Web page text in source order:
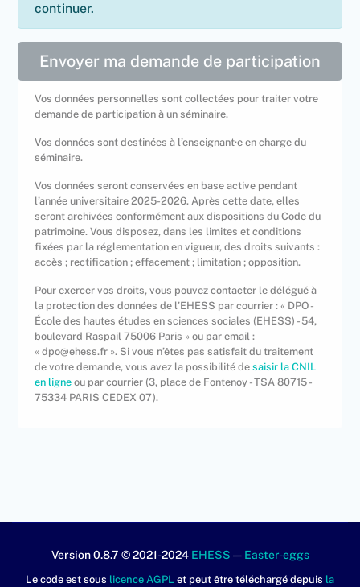
continuer.
Envoyer ma demande de participation
Vos données personnelles sont collectées pour traiter votre
demande de participation à un séminaire.
Vos données sont destinées à l’enseignant·e en charge du
séminaire.
Vos données seront conservées en base active pendant
l’année universitaire 2025-2026. Après cette date, elles
seront archivées conformément aux dispositions du Code du
patrimoine. Vous disposez, dans les limites et conditions
fixées par la réglementation en vigueur, des droits suivants :
accès ; rectification ; effacement ; limitation ; opposition.
Pour exercer vos droits, vous pouvez contacter le délégué à
la protection des données de l’EHESS par courrier : « DPO -
École des hautes études en sciences sociales (EHESS) - 54,
boulevard Raspail 75006 Paris » ou par email :
« dpo@ehess.fr ». Si vous n’êtes pas satisfait du traitement
de votre demande, vous avez la possibilité desaisir la CNIL
en ligne ou par courrier (3, place de Fontenoy - TSA 80715 -
75334 PARIS CEDEX 07).
Version 0.8.7 © 2021-2024 EHESS — Easter-eggs
Le code est sous licence AGPL et peut être téléchargé depuis la